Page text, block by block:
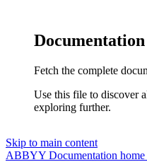
Fetch the complete
Use this file to discover
exploring further.
Skip to main content
ABBYY Documentation home